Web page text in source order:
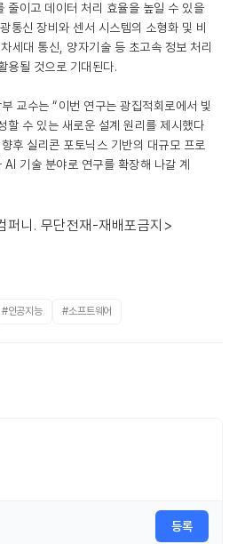
줄이고 데이터 처리 효율을 높일 수 있을
통신 장비와 센서 시스템의 소형화 및 비
세대 통신, 양자기술 등 초고속 정보 처리
용될 것으로 기대된다.
교수는 “이번 연구는 광집적회로에서 빛
할 수 있는 새로운 설계 원리를 제시했다
후 실리콘 포토닉스 기반의 대규모 프로
기술 분야로 연구를 확장해 나갈 계
퍼니. 무단전재-재배포금지>
#인공지능 #소프트웨어
등록